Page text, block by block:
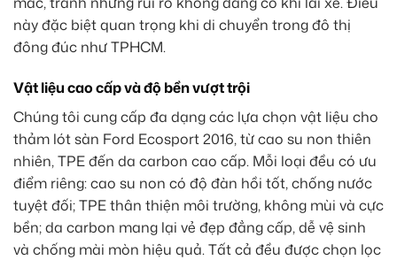
này đặc biệt quan trọng khi di chuyển trong đô thị
đông đúc như TPHCM.
Vật liệu cao cấp và độ bền vượt trội
Chúng tôi cung cấp đa dạng các lựa chọn vật liệu cho
thảm lót sàn Ford Ecosport 2016, từ cao su non thiên
nhiên, TPE đến da carbon cao cấp. Mỗi loại đều có ưu
điểm riêng: cao su non có độ đàn hồi tốt, chống nước
tuyệt đối; TPE thân thiện môi trường, không mùi và cực
bền; da carbon mang lại vẻ đẹp đẳng cấp, dễ vệ sinh
và chống mài mòn hiệu quả. Tất cả đều được chọn lọc